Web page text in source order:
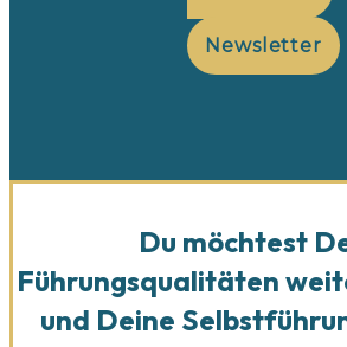
Newsletter
Du möchtest
Führungsqualitäten
und Deine